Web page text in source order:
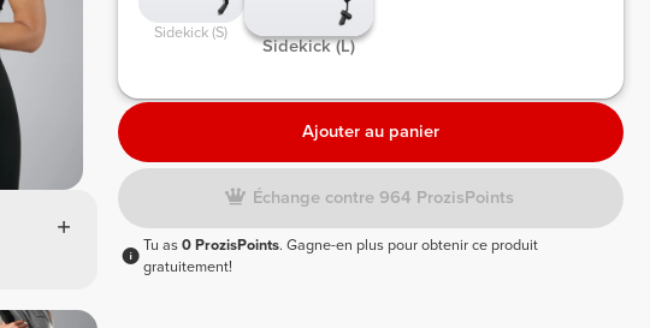
Sidekick (S)
Sidekick (L)
Ajouter au panier
Échange contre 964 ProzisPoints
Tu as0 ProzisPoints. Gagne-en plus pour obtenir ce produit
gratuitement!